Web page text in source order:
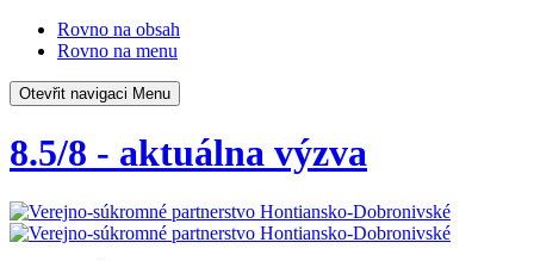
Rovno na obsah
Rovno na menu
Otevřit navigaci Menu
8.5/8 - aktuálna výzva